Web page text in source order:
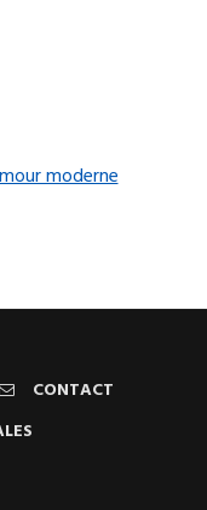
moderne
CONTACT